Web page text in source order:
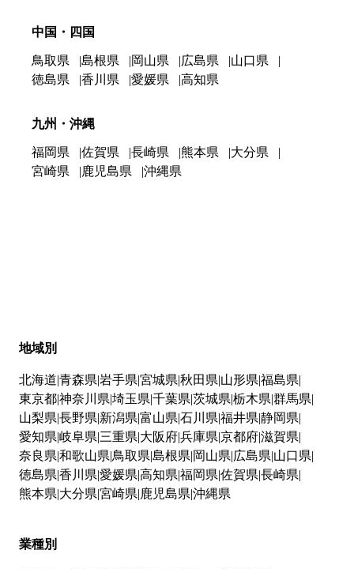
中国・四国
鳥取県 島根県 岡山県 広島県
山口県
徳島県
香川県 愛媛県 高知県
九州・沖縄
福岡県 佐賀県 長崎県 熊本県
大分県
宮崎県
鹿児島県 沖縄県
地域別
北海道 青森県 岩手県 宮城県 秋田県 山形県 福島県
東京都神奈川県 埼玉県 千葉県 茨城県 栃木県 群馬県
山梨県 長野県 新潟県 富山県 石川県 福井県 静岡県
愛知県 岐阜県 三重県 大阪府兵庫県 京都府滋賀県
奈良県 和歌山県 鳥取県 島根県 岡山県 広島県 山口県
徳島県 香川県 愛媛県 高知県 福岡県 佐賀県 長崎県
熊本県 大分県 宮崎県 鹿児島県 沖縄県
業種別